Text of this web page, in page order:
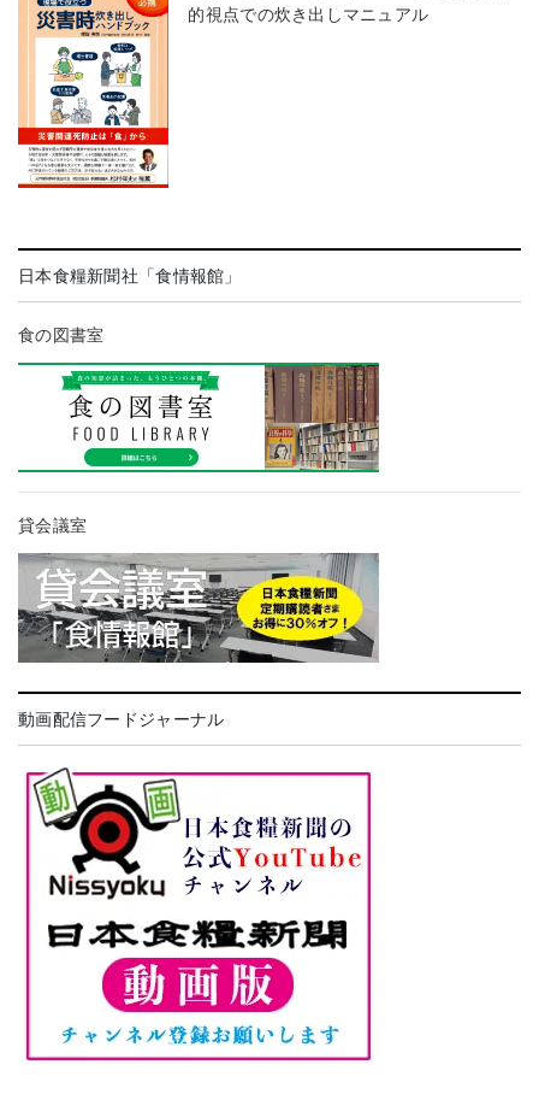
的視点での炊き出しマニュアル
日本食糧新聞社「食情報館」
食の図書室
貸会議室
動画配信フードジャーナル